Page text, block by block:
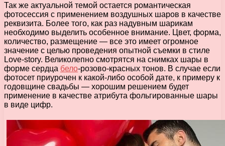
Так же актуальной темой остается романтическая
фотосессия с применением воздушных шаров в качестве
реквизита. Более того, как раз надувным шарикам
необходимо выделить особенное внимание. Цвет, форма,
количество, размещение — все это имеет огромное
значение с целью проведения опытной съемки в стиле
Love-story. Великолепно смотрятся на снимках шары в
форме сердца бело-розово-красных тонов. В случае если
фотосет приурочен к какой-либо особой дате, к примеру к
годовщине свадьбы — хорошим решением будет
применение в качестве атрибута фольгированные шары
в виде цифр.